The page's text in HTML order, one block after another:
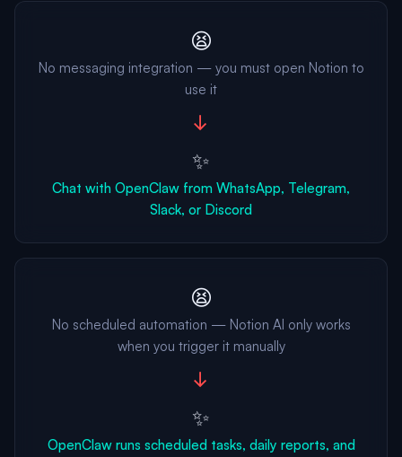
😫
No messaging integration — you must open Notion to
use it
→
✨
Chat with OpenClaw from WhatsApp, Telegram,
Slack, or Discord
😫
No scheduled automation — Notion AI only works
when you trigger it manually
→
✨
OpenClaw runs scheduled tasks, daily reports, and